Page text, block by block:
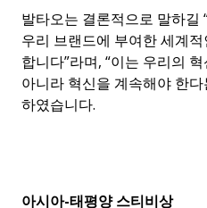
발타오는 결론적으로 말하길
우리 브랜드에 부여한 세계
합니다”라며, “이는 우리의
아니라 혁신을 계속해야 한
하였습니다.
아시아-태평양 스티비상